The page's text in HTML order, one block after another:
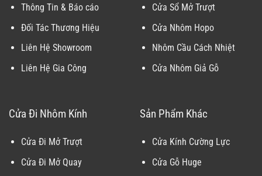
Thông Tin & Báo cáo
Đối Tác Thương Hiệu
Liên Hệ Showroom
Liên Hệ Gia Công
Cửa Sổ Mở Trượt
Cửa Nhôm Hopo
Nhôm Cầu Cách Nhiệt
Cửa Nhôm Giả Gỗ
Cửa Đi Nhôm Kính
Cửa Đi Mở Trượt
Cửa Đi Mở Quay
Sản Phẩm Khác
Cửa Kính Cường Lực
Cửa Gỗ Huge